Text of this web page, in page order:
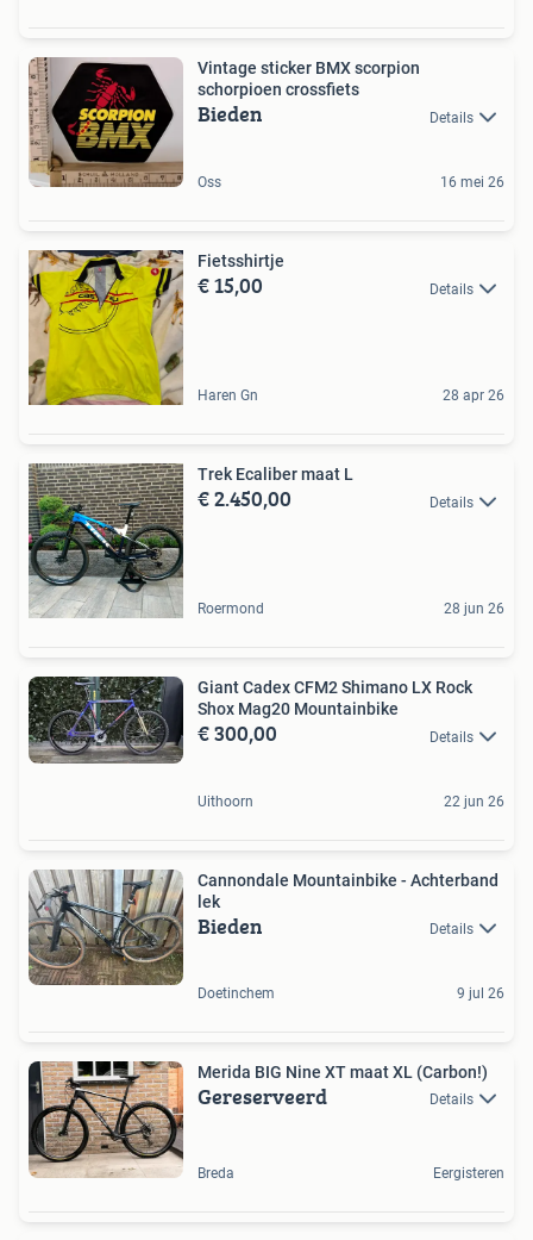
Vintage sticker BMX scorpion
schorpioen crossfiets
Bieden Details
Oss 16 mei 26
Fietsshirtje
€ 15,00 Details
Haren Gn 28 apr 26
Trek Ecaliber maat L
€ 2.450,00 Details
Roermond 28 jun 26
Giant Cadex CFM2 Shimano LX Rock
Shox Mag20 Mountainbike
€ 300,00 Details
Uithoorn 22 jun 26
Cannondale Mountainbike - Achterband
lek
Bieden Details
Doetinchem 9 jul 26
Merida BIG Nine XT maat XL (Carbon!)
Gereserveerd Details
Breda Eergisteren